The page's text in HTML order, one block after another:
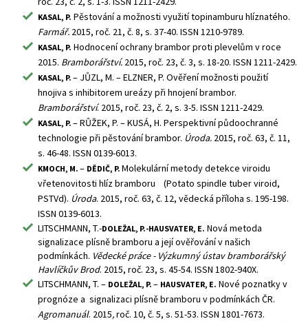
KASAL, P. Pěstování a možnosti využití topinamburu hlíznatého.
Farmář. 2015, roč. 21, č. 8, s. 37-40. ISSN 1210-9789.
KASAL, P. Hodnocení ochrany brambor proti plevelům v roce
2015. Bramborářství. 2015, roč. 23, č. 3, s. 18-20. ISSN 1211-2429.
KASAL, P. – JŮZL, M. – ELZNER, P. Ověření možnosti použití
hnojiva s inhibitorem ureázy při hnojení brambor.
Bramborářství. 2015, roč. 23, č. 2, s. 3-5. ISSN 1211-2429.
KASAL, P. – RŮŽEK, P. – KUSÁ, H. Perspektivní půdoochranné
technologie při pěstování brambor. Úroda. 2015, roč. 63, č. 11,
s. 46-48. ISSN 0139-6013.
KMOCH, M. – DĚDIČ, P. Molekulární metody detekce viroidu
vřetenovitosti hlíz bramboru (Potato spindle tuber viroid,
PSTVd). Úroda. 2015, roč. 63, č. 12, vědecká příloha s. 195-198.
ISSN 0139-6013.
LITSCHMANN, T.-DOLEŽAL, P.-HAUSVATER, E. Nová metoda
signalizace plísně bramboru a její ověřování v našich
podmínkách. Vědecké práce - Výzkumný ústav bramborářský
Havlíčkův Brod. 2015, roč. 23, s. 45-54. ISSN 1802-940X.
LITSCHMANN, T. – DOLEŽAL, P. – HAUSVATER, E. Nové poznatky v
prognóze a signalizaci plísně bramboru v podmínkách ČR.
Agromanuál. 2015,roč. 10, č. 5, s. 51-53. ISSN 1801-7673.